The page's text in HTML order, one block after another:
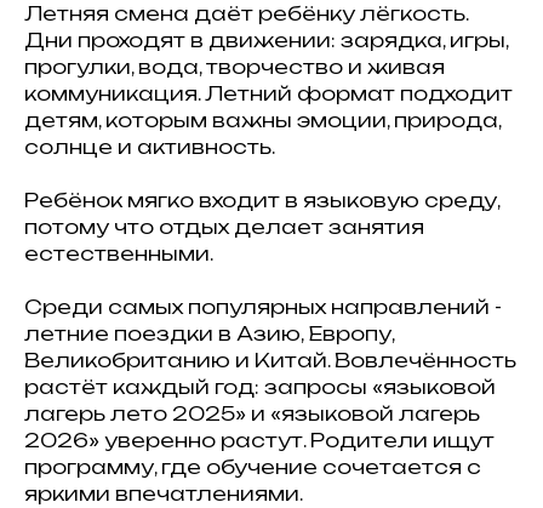
Летняя смена даёт ребёнку лёгкость.
Дни проходят в движении: зарядка, игры,
прогулки, вода, творчество и живая
коммуникация. Летний формат подходит
детям, которым важны эмоции, природа,
солнце и активность.
Ребёнок мягко входит в языковую среду,
потому что отдых делает занятия
естественными.
Среди самых популярных направлений -
летние поездки в Азию, Европу,
Великобританию и Китай. Вовлечённость
растёт каждый год: запросы «языковой
лагерь лето 2025» и «языковой лагерь
2026» уверенно растут. Родители ищут
программу, где обучение сочетается с
яркими впечатлениями.